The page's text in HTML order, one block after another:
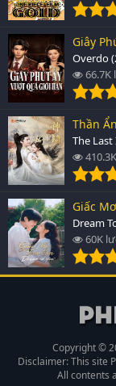
Giây
Overdo
Thần Ẩn
The
Giấc
Dream
60K
Copyright ©
Disclaimer: This site
All contents